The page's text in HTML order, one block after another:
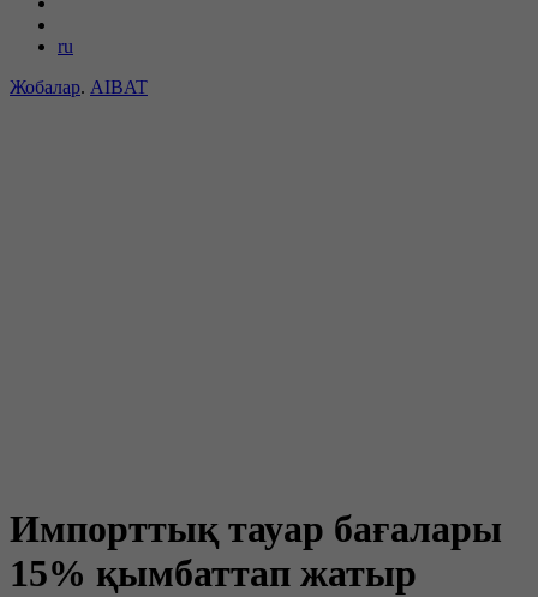
ru
Жобалар. AIBAT
Импорттық тауар бағалары
15% қымбаттап жатыр